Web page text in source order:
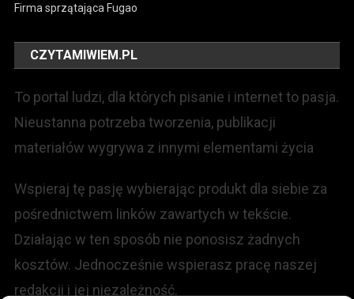
Firma sprzątająca Fugao
CZYTAMIWIEM.PL
To portal ludzi, dla których pisanie i internet to pasja.
Nieustanna potrzeba tworzenia, publikacji
materiałów wygrywa z innymi elementami życia
Wspieraj tę pasję wybierając produkt dla siebie za
pośrednictwem linków zawartych w tekście.
Działając w ten sposób nie ponosisz żadnych
kosztów. Jednocześnie wspierasz pracę naszej
redakcji i jej niezależność.